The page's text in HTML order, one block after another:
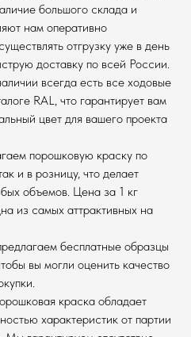
большого склада и
нам оперативно
отгрузку уже в день
доставку по всей России.
всегда есть все ходовые
RAL, что гарантирует вам
цвет для вашего проекта
порошковую краску по
и в розницу, что делает
объемов. Цена за 1 кг
из самых аттрактивных на
бесплатные образцы
вы могли оценить качество
краска обладает
характеристик от партии